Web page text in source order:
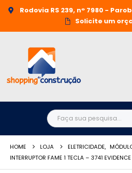
Rodovia RS 239, n° 7980 -
Solicite um
HOME LOJA ELETRICIDADE,
INTERRUPTOR FAME 1 TECLA – 3741 EVIDENCE